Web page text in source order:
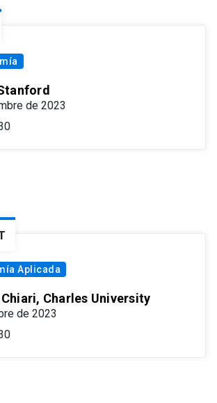
de 2023
Aplicada
Charles University
de 2023